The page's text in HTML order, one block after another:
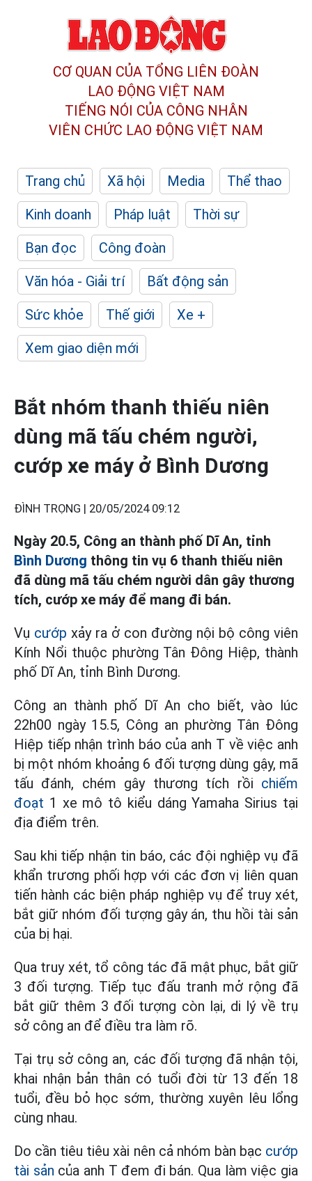
CƠ QUAN CỦA TỔNG LIÊN ĐOÀN
LAO ĐỘNG VIỆT NAM
TIẾNG NÓI CỦA CÔNG NHÂN
VIÊN CHỨC LAO ĐỘNG VIỆT NAM
Trang chủ Xã hội Media
Thể thao
Kinh doanh
Pháp luật
Thời sự
Bạn đọc
Công đoàn
Văn hóa - Giải trí
Bất động sản
Sức khỏe
Thế giới
Xe +
Xem giao diện mới
Bắt nhóm thanh thiếu niên
dùng mã tấu chém người,
cướp xe máy ở Bình Dương
ĐÌNH TRỌNG | 20/05/2024 09:12
Ngày 20.5, Công an thành phố Dĩ An, tỉnh
Bình Dương thông tin vụ 6 thanh thiếu niên
đã dùng mã tấu chém người dân gây thương
tích, cướp xe máy để mang đi bán.
Vụ cướp xảy ra ở con đường nội bộ công viên
Kính Nổi thuộc phường Tân Đông Hiệp, thành
phố Dĩ An, tỉnh Bình Dương.
Công an thành phố Dĩ An cho biết, vào lúc
22h00 ngày 15.5, Công an phường Tân Đông
Hiệp tiếp nhận trình báo của anh T về việc anh
bị một nhóm khoảng 6 đối tượng dùng gậy, mã
tấu đánh, chém gây thương tích rồi chiếm
đoạt 1 xe mô tô kiểu dáng Yamaha Sirius tại
địa điểm trên.
Sau khi tiếp nhận tin báo, các đội nghiệp vụ đã
khẩn trương phối hợp với các đơn vị liên quan
tiến hành các biện pháp nghiệp vụ để truy xét,
bắt giữ nhóm đối tượng gây án, thu hồi tài sản
của bị hại.
Qua truy xét, tổ công tác đã mật phục, bắt giữ
3 đối tượng. Tiếp tục đấu tranh mở rộng đã
bắt giữ thêm 3 đối tượng còn lại, di lý về trụ
sở công an để điều tra làm rõ.
Tại trụ sở công an, các đối tượng đã nhận tội,
khai nhận bản thân có tuổi đời từ 13 đến 18
tuổi, đều bỏ học sớm, thường xuyên lêu lổng
cùng nhau.
Do cần tiêu tiêu xài nên cả nhóm bàn bạc cướp
tài sản của anh T đem đi bán. Qua làm việc gia